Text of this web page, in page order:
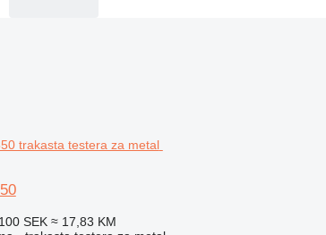
100 SEK ≈ 17,83 KM